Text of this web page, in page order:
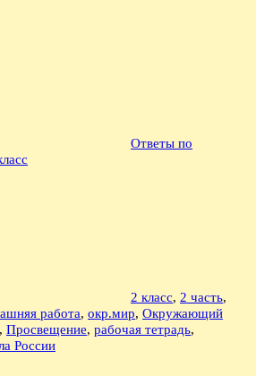
Ответы по
2 класс, 2 часть,
работа, окр.мир, Окружающий
, Просвещение, рабочая тетрадь,
России